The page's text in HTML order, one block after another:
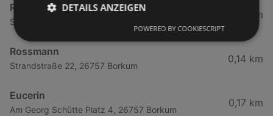
Rossmann
Strandstraße 22, 26757 Borkum
0,13 km
Rossmann
Strandstraße 22, 26757 Borkum
0,14 km
Eucerin
Am Georg Schütte Platz 4, 26757 Borkum
0,17 km
DETAILS ANZEIGEN
POWERED BY COOKIESCRIPT